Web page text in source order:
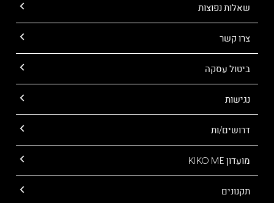
שאלות נפוצות
צרו קשר
ביטול עסקה
נגישות
דרושים/ות
מועדון KIKO ME
תקנונים